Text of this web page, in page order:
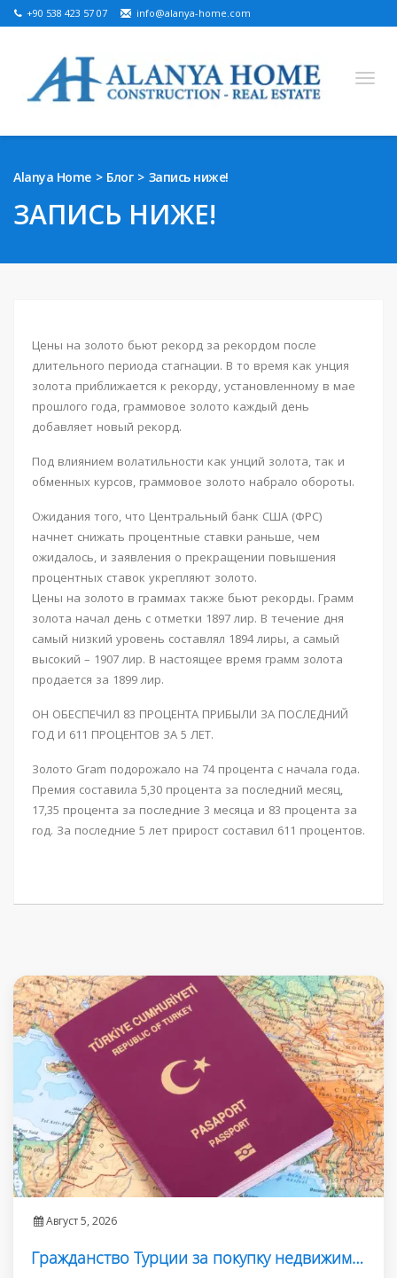
+90 538 423 57 07 info@alanya-home.com
Ukrainian
НОВОСТРОЙКА
ЗЕМЕЛЬНЫЙ УЧАСТОК НА ПРОДАЖУ
НЕДВИЖИМОСТЬ В АЛАНИИ
Alanya Home Блог Запись ниже!
ЗАПИСЬ НИЖЕ!
Цены на золото бьют рекорд за рекордом после
длительного периода стагнации. В то время как унция
золота приближается к рекорду, установленному в мае
прошлого года, граммовое золото каждый день
добавляет новый рекорд.
Под влиянием волатильности как унций золота, так и
обменных курсов, граммовое золото набрало обороты.
Ожидания того, что Центральный банк США (ФРС)
начнет снижать процентные ставки раньше, чем
ожидалось, и заявления о прекращении повышения
процентных ставок укрепляют золото.
Цены на золото в граммах также бьют рекорды. Грамм
золота начал день с отметки 1897 лир. В течение дня
самый низкий уровень составлял 1894 лиры, а самый
высокий – 1907 лир. В настоящее время грамм золота
продается за 1899 лир.
ОН ОБЕСПЕЧИЛ 83 ПРОЦЕНТА ПРИБЫЛИ ЗА ПОСЛЕДНИЙ
ГОД И 611 ПРОЦЕНТОВ ЗА 5 ЛЕТ.
Золото Gram подорожало на 74 процента с начала года.
Премия составила 5,30 процента за последний месяц,
17,35 процента за последние 3 месяца и 83 процента за
год. За последние 5 лет прирост составил 611 процентов.
Август 5, 2026
Гражданство Турции за покупку недвижимости